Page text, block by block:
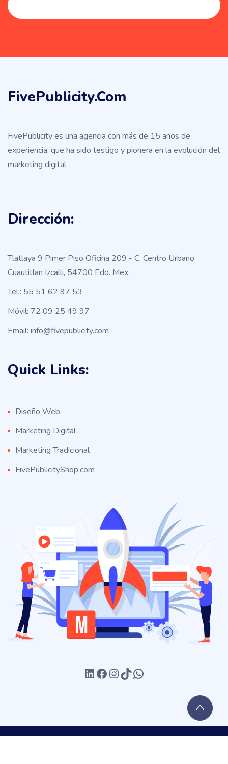
FivePublicity.com
FivePublicity es una agencia con más de 15 años de
experiencia, que ha sido testigo y pionera en la evolución del
marketing digital
Dirección:
Tlatlaya 9 Pimer Piso Oficina 209 - C, Centro Urbano
Cuautitlan Izcalli, 54700 Edo. Mex.
Tel.: 55 51 62 97 53
Móvil: 72 09 25 49 97
Email: info@fivepublicity.com
Quick Links:
Diseño Web
Marketing Digital
Marketing Tradicional
FivePublicityShop.com